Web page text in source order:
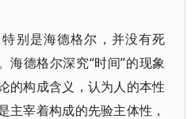
别是海德格尔，并没有死
海德格尔深究“时间”的现象
的构成含义，认为人的本性
主宰着构成的先验主体性，